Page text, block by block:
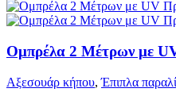
Ομπρέλα 2 Μέτρων με
Αξεσουάρ κήπου,Έπιπλα